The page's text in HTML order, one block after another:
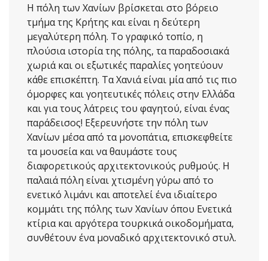
Η πόλη των Χανίων βρίσκεται στο βόρειο
τμήμα της Κρήτης και είναι η δεύτερη
μεγαλύτερη πόλη. Το γραφικό τοπίο, η
πλούσια ιστορία της πόλης, τα παραδοσιακά
χωριά και οι εξωτικές παραλίες γοητεύουν
κάθε επισκέπτη. Τα Χανιά είναι μία από τις πιο
όμορφες και γοητευτικές πόλεις στην Ελλάδα
και για τους λάτρεις του φαγητού, είναι ένας
παράδεισος! Εξερευνήστε την πόλη των
Χανίων μέσα από τα μονοπάτια, επισκεφθείτε
τα μουσεία και να θαυμάστε τους
διαφορετικούς αρχιτεκτονικούς ρυθμούς. Η
παλαιά πόλη είναι χτισμένη γύρω από το
ενετικό λιμάνι και αποτελεί ένα ιδιαίτερο
κομμάτι της πόλης των Χανίων όπου Ενετικά
κτίρια και αργότερα τουρκικά οικοδομήματα,
συνθέτουν ένα μοναδικό αρχιτεκτονικό στυλ.